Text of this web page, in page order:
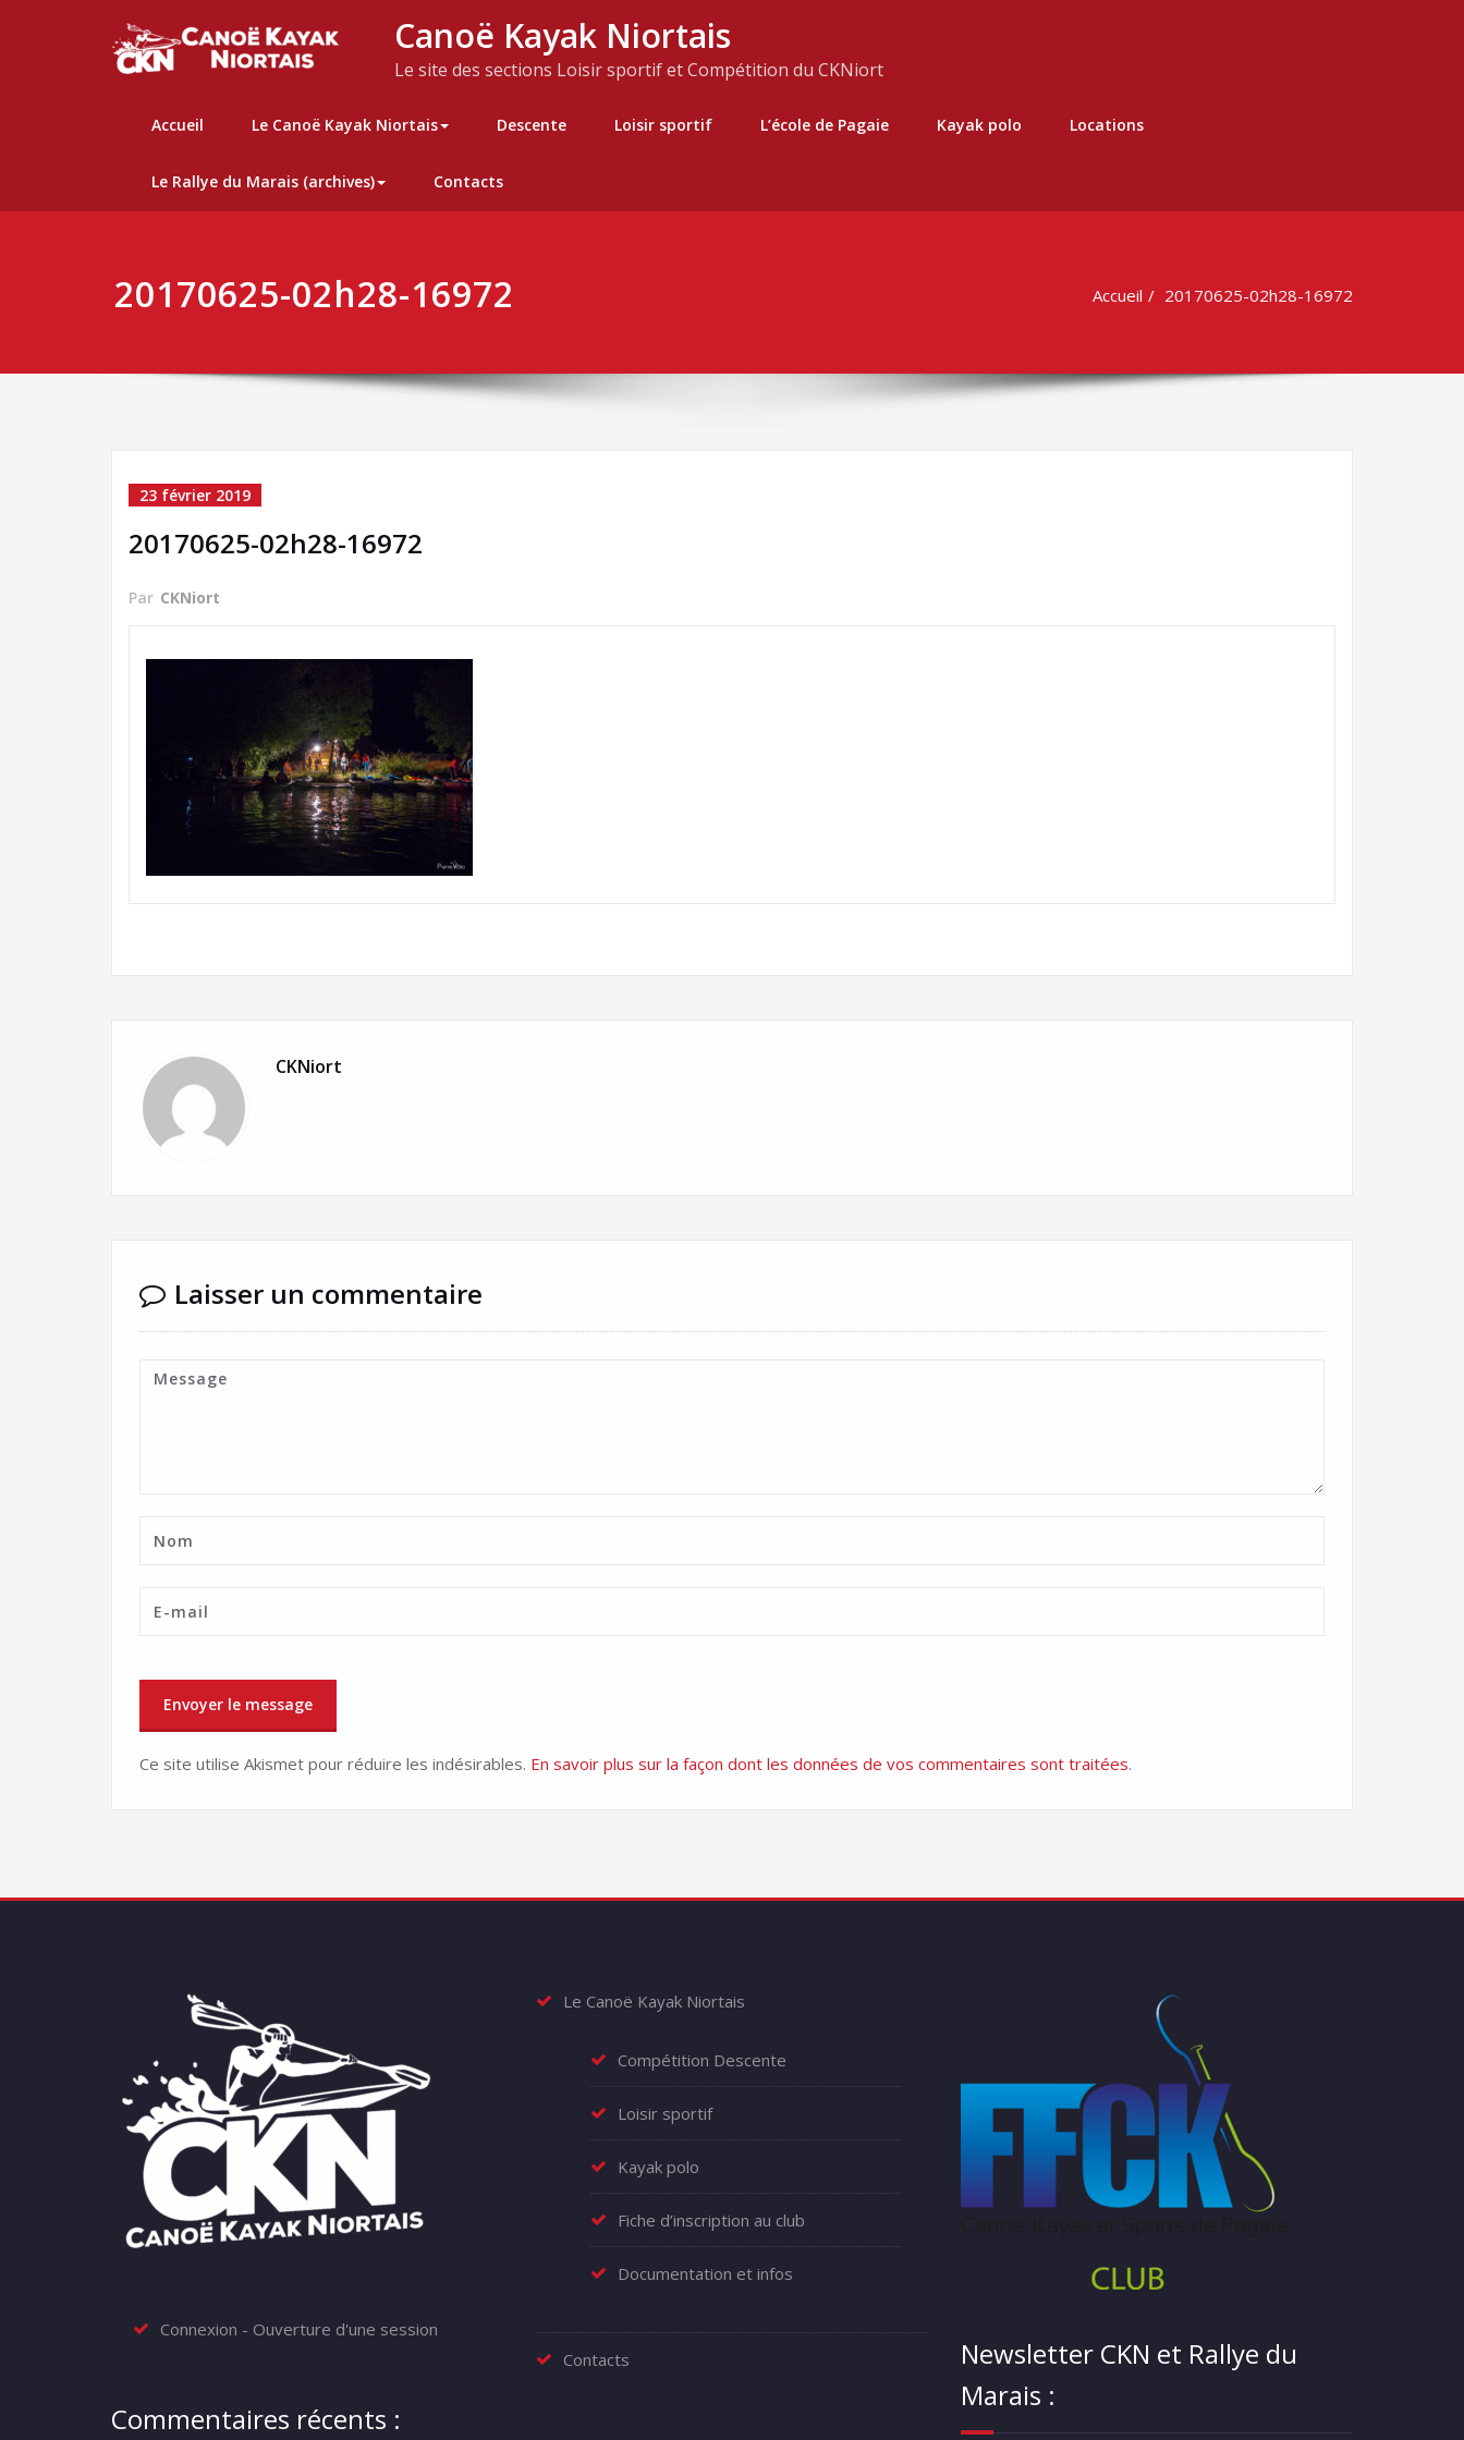
Canoë Kayak Niortais
Le site des sections Loisir sportif et Compétition du CKNiort
Accueil Le Canoë Kayak Niortais Descente Loisir sportif L’école de Pagaie Kayak polo Locations
Le Rallye du Marais (archives) Contacts
20170625-02h28-16972 Accueil 20170625-02h28-16972
23 février 2019
20170625-02h28-16972
Par CKNiort
CKNiort
Laisser un commentaire
Ce site utilise Akismet pour réduire les indésirables. En savoir plus sur la façon dont les données de vos commentaires sont traitées.
Connexion - Ouverture d'une session
Commentaires récents :
Le Canoë Kayak Niortais
Compétition Descente
Loisir sportif
Kayak polo
Fiche d’inscription au club
Documentation et infos
Contacts
Newsletter CKN et Rallye du
Marais :